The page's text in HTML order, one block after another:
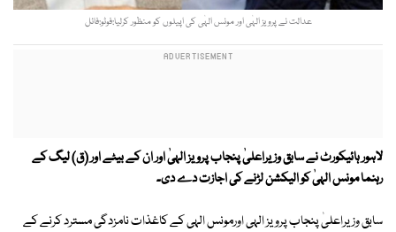
عدالت نے پرویز الہٰی اور مونس الہٰی کی اپیلوں کو منظور کرلیا:فوٹو:فائل
لاہور ہائیکورٹ نے سابق وزیراعلیٰ پنجاب پرویز الہیٰ اور ان کے بیٹے اور (ق) لیگ کے
رہنما مونس الہیٰ کو الیکشن لڑنے کی اجازت دے دی۔
سابق وزیراعلیٰ پنجاب پرویز الہی اورمونس الہی کے کاغذات نامزدگی مسترد کرنے کے